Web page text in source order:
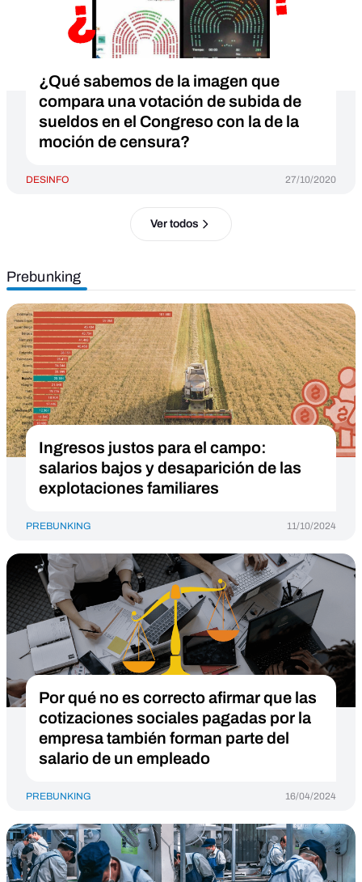
¿Qué sabemos de la imagen que
compara una votación de subida de
sueldos en el Congreso con la de la
moción de censura?
DESINFO 27/10/2020
Ver todos
Prebunking
Ingresos justos para el campo:
salarios bajos y desaparición de las
explotaciones familiares
PREBUNKING 11/10/2024
Por qué no es correcto afirmar que las
cotizaciones sociales pagadas por la
empresa también forman parte del
salario de un empleado
PREBUNKING 16/04/2024